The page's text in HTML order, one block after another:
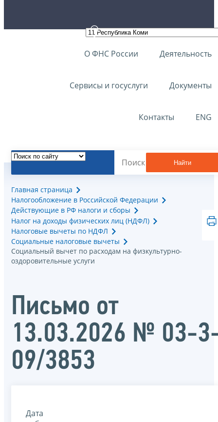
О ФНС России Деятельность
Сервисы и госуслуги Документы
Контакты ENG
Найти
Главная страница
Налогообложение в Российской Федерации
Действующие в РФ налоги и сборы
Налог на доходы физических лиц (НДФЛ)
Налоговые вычеты по НДФЛ
Социальные налоговые вычеты
Социальный вычет по расходам на физкультурно-
оздоровительные услуги
Письмо от
13.03.2026 № 03-
09/3853
Дата